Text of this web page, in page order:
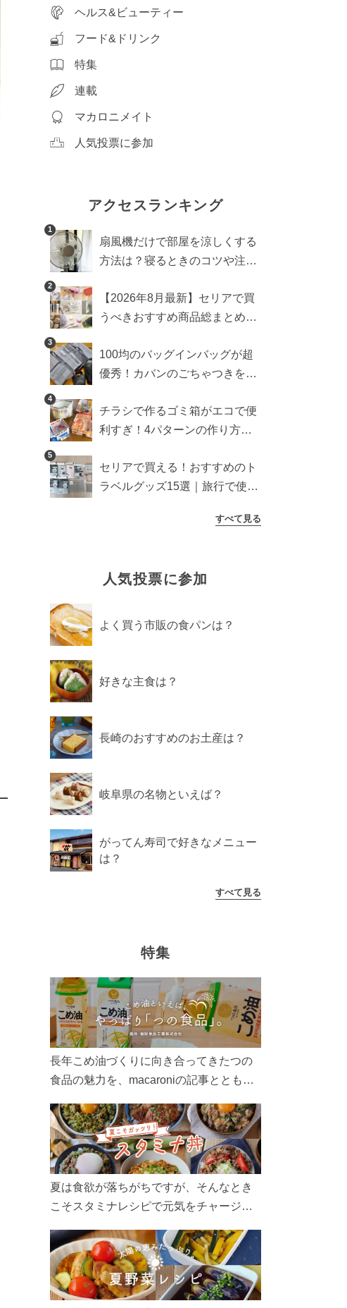
ヘルス&ビューティー
フード&ドリンク
特集
連載
マカロニメイト
人気投票に参加
アクセスランキング
1
扇風機だけで部屋を涼しくする
方法は？寝るときのコツや注意
2
【2026年8月最新】セリアで買
うべきおすすめ商品総まとめ。
3
100均のバッグインバッグが超
優秀！カバンのごちゃつきを一
ゥ・セリア】
4
チラシで作るゴミ箱がエコで便
利すぎ！4パターンの作り方を
5
セリアで買える！おすすめのト
ラベルグッズ15選｜旅行で使う
すべて見る
人気投票に参加
よく買う市販の食パンは？
好きな主食は？
長崎のおすすめのお土産は？
岐阜県の名物といえば？
がってん寿司で好きなメニュー
は？
すべて見る
特集
長年こめ油づくりに向き合ってきたつの
食品の魅力を、macaroniの記事とともに
ん、製造現場や品質へのこだわりまで。
こめ油をもっと好きになるコンテンツを
ぜひお楽しみください。
夏は食欲が落ちがちですが、そんなとき
こそスタミナレシピで元気をチャージ！
リ食べて、夏バテを吹き飛ばしましょ
う！